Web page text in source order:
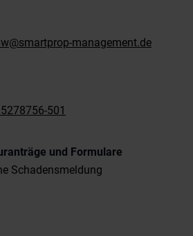
management.de
501
und Formulare
Schadensmeldung